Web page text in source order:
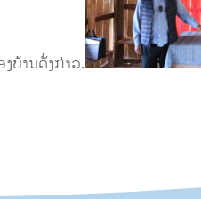
ບ້ານດັ່ງກ່າວ.